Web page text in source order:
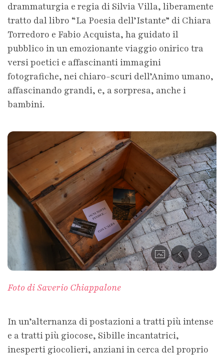
drammaturgia e regia di Silvia Villa, liberamente
tratto dal libro “La Poesia dell’Istante” di Chiara
Torredoro e Fabio Acquista, ha guidato il
pubblico in un emozionante viaggio onirico tra
versi poetici e affascinanti immagini
fotografiche, nei chiaro-scuri dell’Animo umano,
affascinando grandi, e, a sorpresa, anche i
bambini.
Foto di Saverio Chiappalone
In un’alternanza di postazioni a tratti più intense
e a tratti più giocose, Sibille incantatrici,
inesperti giocolieri, anziani in cerca del proprio